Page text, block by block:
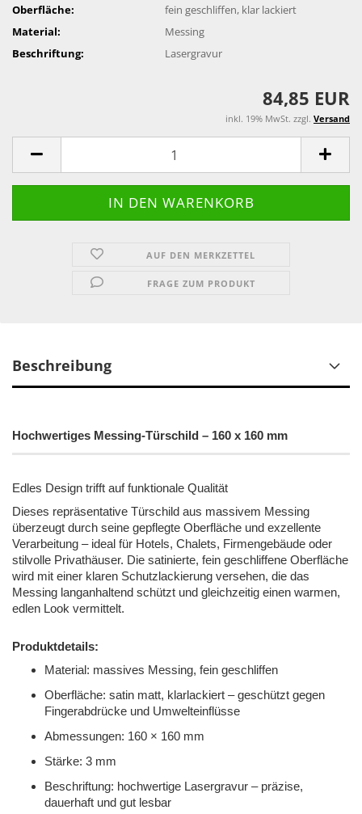
Oberfläche:
fein geschliffen, klar lackiert
Material:
Messing
Beschriftung:
Lasergravur
84,85 EUR
inkl. 19% MwSt. zzgl. Versand
AUF DEN MERKZETTEL
FRAGE ZUM PRODUKT
Beschreibung
Hochwertiges Messing-Türschild – 160 x 160 mm
Edles Design trifft auf funktionale Qualität
Dieses repräsentative Türschild aus massivem Messing
überzeugt durch seine gepflegte Oberfläche und exzellente
Verarbeitung – ideal für Hotels, Chalets, Firmengebäude oder
stilvolle Privathäuser. Die satinierte, fein geschliffene Oberfläche
wird mit einer klaren Schutzlackierung versehen, die das
Messing langanhaltend schützt und gleichzeitig einen warmen,
edlen Look vermittelt.
Produktdetails:
Material: massives Messing, fein geschliffen
Oberfläche: satin matt, klarlackiert – geschützt gegen
Fingerabdrücke und Umwelteinflüsse
Abmessungen: 160 × 160 mm
Stärke: 3 mm
Beschriftung: hochwertige Lasergravur – präzise,
dauerhaft und gut lesbar